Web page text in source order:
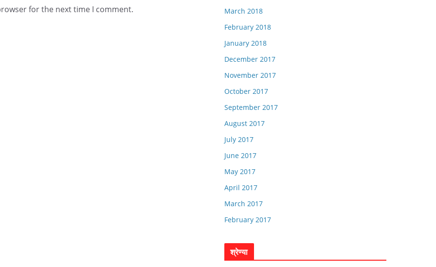
for the next time I comment.
March 2018
February 2018
January 2018
December 2017
November 2017
October 2017
September 2017
August 2017
July 2017
June 2017
May 2017
April 2017
March 2017
February 2017
श्रेण्या